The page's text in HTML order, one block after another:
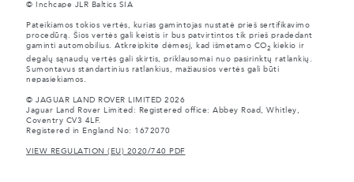
© Inchcape JLR Baltics SIA
Pateikiamos tokios vertės, kurias gamintojas nustatė prieš sertifikavimo
procedūrą. Šios vertės gali keistis ir bus patvirtintos tik prieš pradedant
gaminti automobilius. Atkreipkite dėmesį, kad išmetamo CO2
kiekio ir
degalų sąnaudų vertės gali skirtis, priklausomai nuo pasirinktų ratlankių.
Sumontavus standartinius ratlankius, mažiausios vertės gali būti
nepasiekiamos.
© JAGUAR LAND ROVER LIMITED 2026
Jaguar Land Rover Limited: Registered office: Abbey Road, Whitley,
Coventry CV3 4LF.
Registered in England No: 1672070
VIEW REGULATION (EU) 2020/740 PDF